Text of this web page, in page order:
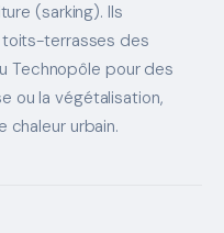
(sarking). Ils
toits-terrasses des
Technopôle pour des
ou la végétalisation,
chaleur urbain.